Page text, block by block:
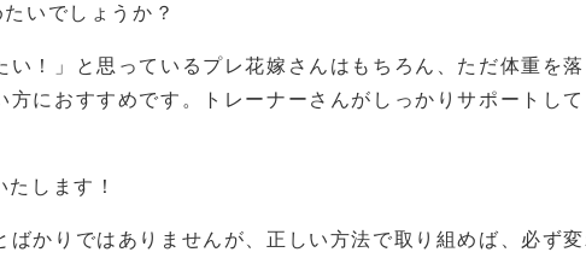
いでしょうか？
い！」と思っているプレ花嫁さんはもちろん、ただ体重を
方におすすめです。トレーナーさんがしっかりサポートし
します！
ばかりではありませんが、正しい方法で取り組めば、必ず